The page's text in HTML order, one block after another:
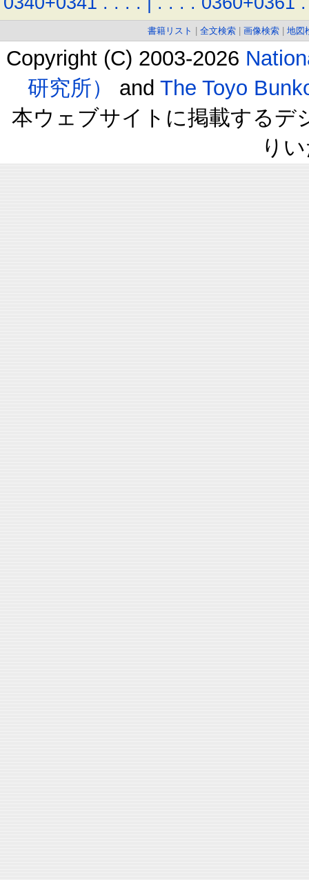
書籍リスト 全文検索 画像検索 地図
Copyright (C) 2003-2026
研究所）
and The Toyo
本ウェブサイトに掲載するデ
り